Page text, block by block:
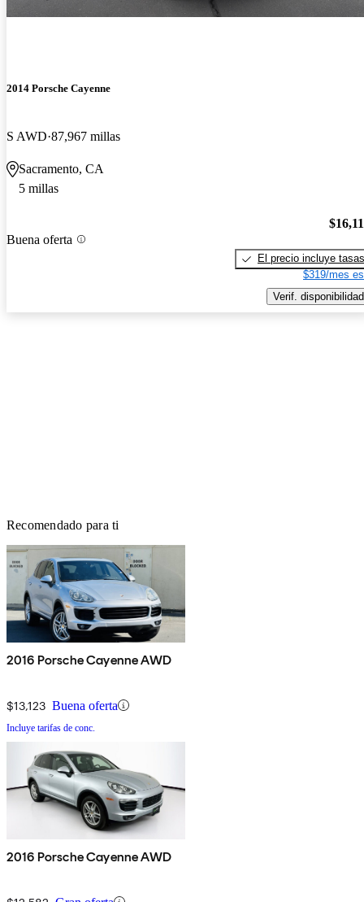
2014 Porsche Cayenne
S AWD 87,967 millas
Sacramento, CA
5 millas
Buena oferta
El precio incluye tasas
$319/mes
Verif. disponibilidad
Recomendado para ti
2016 Porsche Cayenne AWD
$13,123 Buena oferta
Incluye tarifas de conc.
2016 Porsche Cayenne AWD